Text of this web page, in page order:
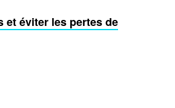
et éviter les pertes de